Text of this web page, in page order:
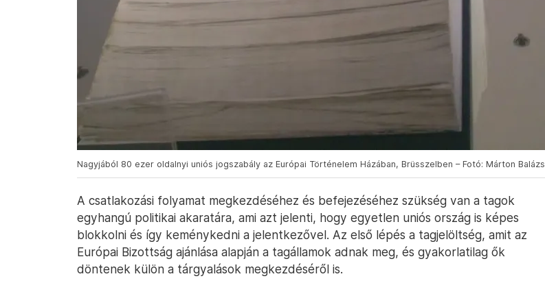
Nagyjából 80 ezer oldalnyi uniós jogszabály az Európai Történelem Házában, Brüsszelben – Fotó: Márton Balázs
A csatlakozási folyamat megkezdéséhez és befejezéséhez szükség van a tagok
egyhangú politikai akaratára, ami azt jelenti, hogy egyetlen uniós ország is képes
blokkolni és így keménykedni a jelentkezővel. Az első lépés a tagjelöltség, amit az
Európai Bizottság ajánlása alapján a tagállamok adnak meg, és gyakorlatilag ők
döntenek külön a tárgyalások megkezdéséről is.